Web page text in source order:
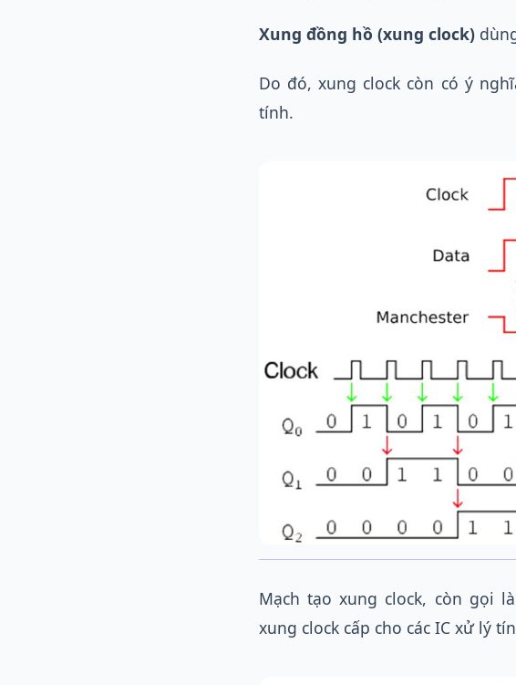
Xung đồng hồ (xung clock)
Do đó, xung clock còn có ý
tính.
Mạch tạo xung clock, còn gọi
xung clock cấp cho các IC xử lý